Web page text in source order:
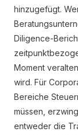
hinzugefügt.
Diligence-
Moment
wird. Für
Bereiche
müssen,
entweder die